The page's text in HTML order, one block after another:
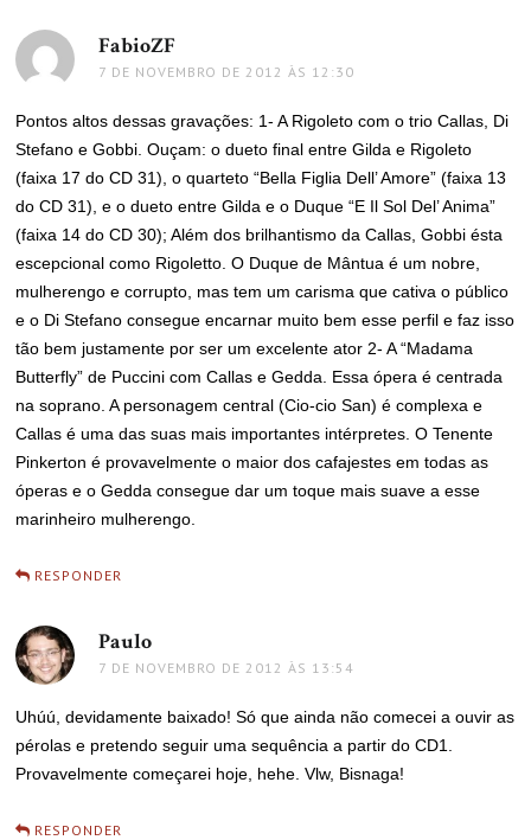
FabioZF
7 DE NOVEMBRO DE 2012 ÀS 12:30
Pontos altos dessas gravações: 1- A Rigoleto com o trio Callas, Di
Stefano e Gobbi. Ouçam: o dueto final entre Gilda e Rigoleto
(faixa 17 do CD 31), o quarteto “Bella Figlia Dell’ Amore” (faixa 13
do CD 31), e o dueto entre Gilda e o Duque “E Il Sol Del’ Anima”
(faixa 14 do CD 30); Além dos brilhantismo da Callas, Gobbi ésta
escepcional como Rigoletto. O Duque de Mântua é um nobre,
mulherengo e corrupto, mas tem um carisma que cativa o público
e o Di Stefano consegue encarnar muito bem esse perfil e faz isso
tão bem justamente por ser um excelente ator 2- A “Madama
Butterfly” de Puccini com Callas e Gedda. Essa ópera é centrada
na soprano. A personagem central (Cio-cio San) é complexa e
Callas é uma das suas mais importantes intérpretes. O Tenente
Pinkerton é provavelmente o maior dos cafajestes em todas as
óperas e o Gedda consegue dar um toque mais suave a esse
marinheiro mulherengo.
RESPONDER
Paulo
7 DE NOVEMBRO DE 2012 ÀS 13:54
Uhúú, devidamente baixado! Só que ainda não comecei a ouvir as
pérolas e pretendo seguir uma sequência a partir do CD1.
Provavelmente começarei hoje, hehe. Vlw, Bisnaga!
RESPONDER